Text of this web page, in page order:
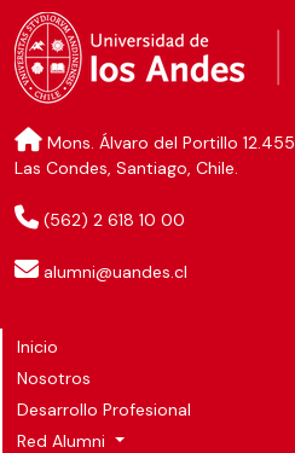
Mons. Álvaro del Portillo 12.455
Las Condes, Santiago, Chile.
(562) 2 618 10 00
alumni@uandes.cl
Inicio
Nosotros
Desarrollo Profesional
Red Alumni